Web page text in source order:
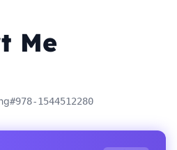
Me
#978-1544512280